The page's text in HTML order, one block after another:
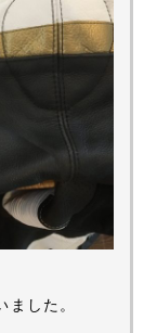
した。